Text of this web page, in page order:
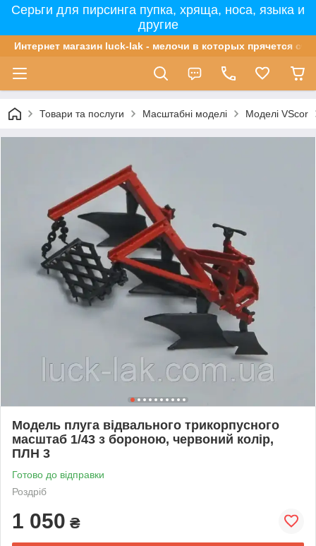
Серьги для пирсинга пупка, хряща, носа, языка и
другие
Интернет магазин luck-lak - мелочи в которых прячется
Товари та послуги Масштабні моделі Моделі VScor
Модель плуга відвального трикорпусного
масштаб 1/43 з бороною, червоний колір,
ПЛН 3
Готово до відправки
Роздріб
1 050 ₴